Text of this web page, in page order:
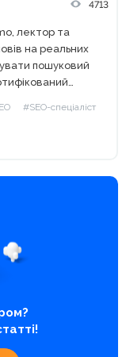
4713
лектор та
на реальних
пошуковий
#SEO-спеціаліст